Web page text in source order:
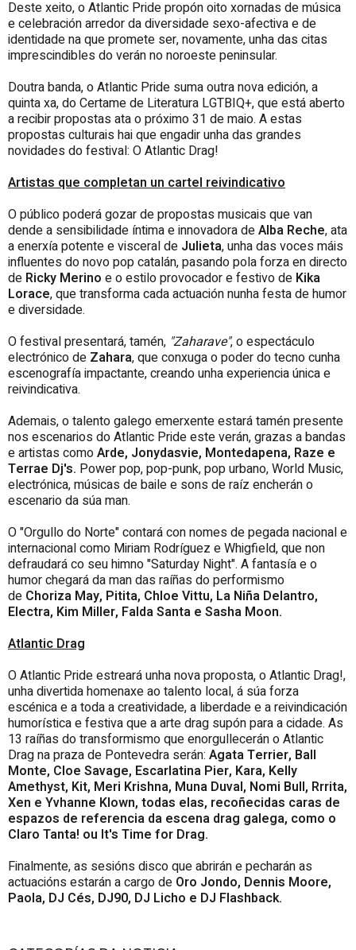
Deste xeito, o Atlantic Pride propón oito xornadas de música
e celebración arredor da diversidade sexo-afectiva e de
identidade na que promete ser, novamente, unha das citas
imprescindibles do verán no noroeste peninsular.
Doutra banda, o Atlantic Pride suma outra nova edición, a
quinta xa, do Certame de Literatura LGTBIQ+, que está aberto
a recibir propostas ata o próximo 31 de maio. A estas
propostas culturais hai que engadir unha das grandes
novidades do festival: O Atlantic Drag!
Artistas que completan un cartel reivindicativo
O público poderá gozar de propostas musicais que van
dende a sensibilidade íntima e innovadora deAlba Reche, ata
a enerxía potente e visceral de Julieta, unha das voces máis
influentes do novo pop catalán, pasando pola forza en directo
de Ricky Merino e o estilo provocador e festivo de Kika
Lorace, que transforma cada actuación nunha festa de humor
e diversidade.
O festival presentará, tamén, "Zaharave", o espectáculo
electrónico de Zahara, que conxuga o poder do tecno cunha
escenografía impactante, creando unha experiencia única e
reivindicativa.
Ademais, o talento galego emerxente estará tamén presente
nos escenarios do Atlantic Pride este verán, grazas a bandas
e artistas comoArde, Jonydasvie, Montedapena, Raze e
Terrae Dj's. Power pop, pop-punk, pop urbano, World Music,
electrónica, músicas de baile e sons de raíz encherán o
escenario da súa man.
O "Orgullo do Norte" contará con nomes de pegada nacional e
internacional como Miriam Rodríguez e Whigfield, que non
defraudará co seu himno "Saturday Night". A fantasía e o
humor chegará da man das raíñas do performismo
de Choriza May, Pitita, Chloe Vittu, La Niña Delantro,
Electra, Kim Miller, Falda Santa e Sasha Moon.
Atlantic Drag
O Atlantic Pride estreará unha nova proposta, o Atlantic Drag!,
unha divertida homenaxe ao talento local, á súa forza
escénica e a toda a creatividade, a liberdade e a reivindicación
humorística e festiva que a arte drag supón para a cidade. As
13 raíñas do transformismo que enorgullecerán o Atlantic
Drag na praza de Pontevedra serán: Agata Terrier, Ball
Monte, Cloe Savage, Escarlatina Pier, Kara, Kelly
Amethyst, Kit, Meri Krishna, Muna Duval, Nomi Bull, Rrrita,
Xen e Yvhanne Klown, todas elas, recoñecidas caras de
espazos de referencia da escena drag galega, como o
Claro Tanta! ou It's Time for Drag.
Finalmente, as sesións disco que abrirán e pecharán as
actuacións estarán a cargo de Oro Jondo, Dennis Moore,
Paola, DJ Cés, DJ90, DJ Licho e DJ Flashback.